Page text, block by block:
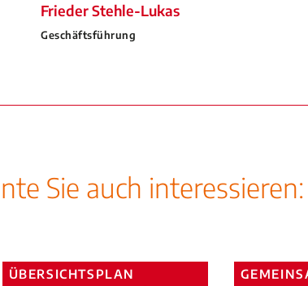
Frieder Stehle-Lukas
Geschäftsführung
Sie auch interessieren:
ÜBERSICHTSPLAN